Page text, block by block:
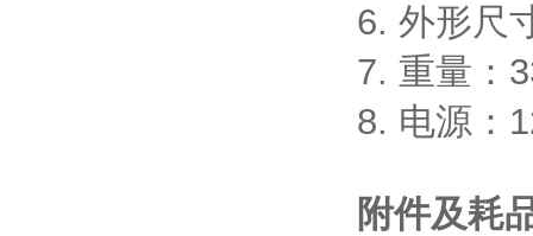
6. 外形尺
7. 重量：
8. 电源：
附件及耗